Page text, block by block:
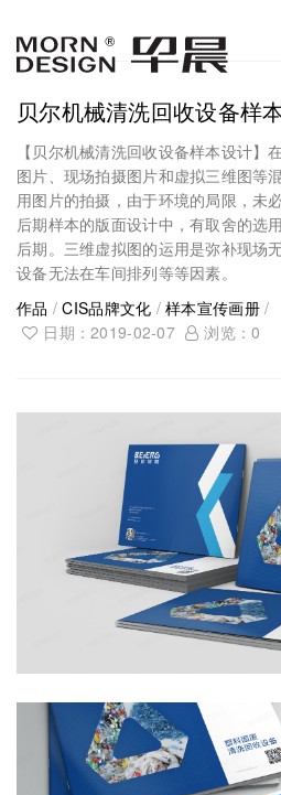
贝尔机械清洗回收设备样
【贝尔机械清洗回收设备样本设计】
图片、现场拍摄图片和虚拟三维图等
用图片的拍摄，由于环境的局限，未
后期样本的版面设计中，有取舍的选
后期。三维虚拟图的运用是弥补现场
设备无法在车间排列等等因素。
作品 /CIS品牌文化 /样本宣传画册/
日期：2019-02-07
浏览：0